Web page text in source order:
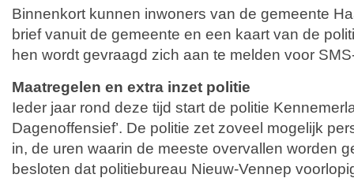
Binnenkort kunnen inwoners van de gemeente
brief vanuit de gemeente en een kaart van de
hen wordt gevraagd zich aan te melden voor
Maatregelen en extra inzet politie
Ieder jaar rond deze tijd start de politie
Dagenoffensief’. De politie zet zoveel mogelijk
in, de uren waarin de meeste overvallen worden
besloten dat politiebureau Nieuw-Vennep